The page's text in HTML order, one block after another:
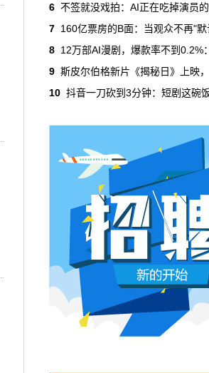
6月29日 10:20:00
时间，年轻人在电影院里的占比缩
多。20岁以下更夸张，从8.9%跌
乎归零…
6月29日 10:20:00
AI短剧赢了数量，真人短剧赢
2026年一季度，全行业上线微短剧
其中AI短剧12.2万部，占比超过
剧？只剩几千部。你猜这95%的AI
了多少流量？
6月28日 13:03:00
戛纳一句"Fuck AI"，喊出了多
6 不签就没戏拍：AI正在吃掉演员
7 160亿票房的B面：当观众不再"
8 12万部AI漫剧，爆款率不到0.2%
9 斯皮尔伯格新片《揭秘日》上映
10 抖音一刀砍到3分钟：短剧这碗